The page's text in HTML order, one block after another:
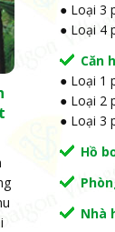
● Loại 3
● Loại 4
Căn
● Loại 1
● Loại 2
● Loại 3
Hồ
Nhà